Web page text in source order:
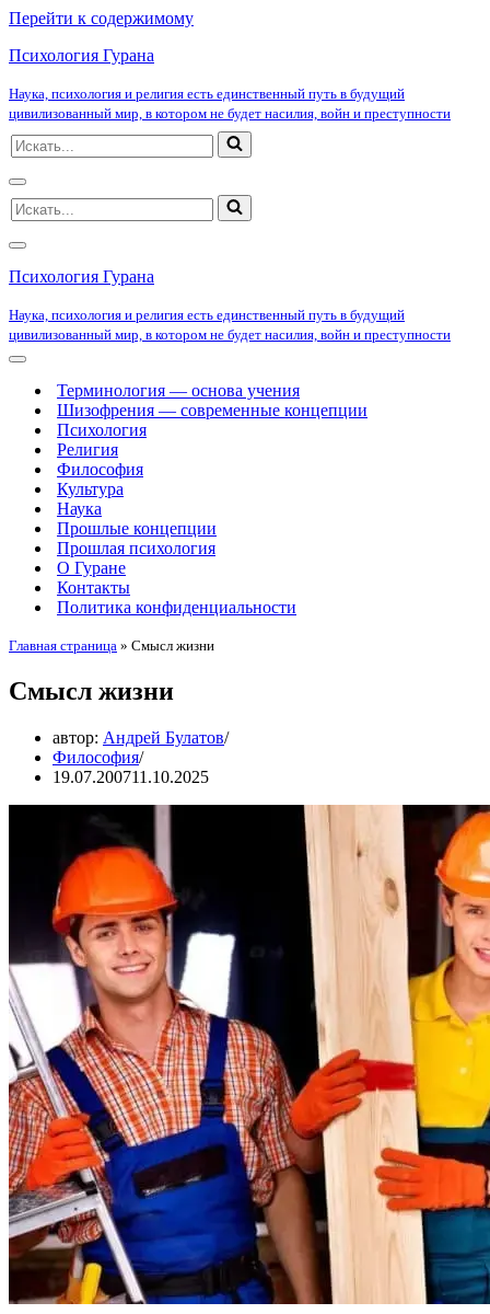
Перейти к содержимому
Психология Гурана
Наука, психология и религия есть единственный путь в будущий
цивилизованный мир, в котором не будет насилия, войн и преступности
Искать...
Меню
навигации
Искать...
Меню
навигации
Психология Гурана
Наука, психология и религия есть единственный путь в будущий
цивилизованный мир, в котором не будет насилия, войн и преступности
Меню
навигацииТерминология — основа учения
Шизофрения — современные концепции
Психология
Религия
Философия
Культура
Наука
Прошлые концепции
Прошлая психология
О Гуране
Контакты
Политика конфиденциальности
Главная страница » Смысл жизни
Смысл жизни
автор: Андрей Булатов
Философия
19.07.200711.10.2025